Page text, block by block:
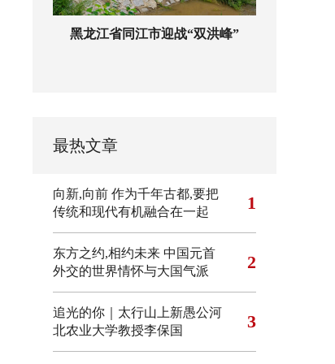
黑龙江省同江市迎战“双洪峰”
最热文章
向新,向前 作为千年古都,要把
传统和现代有机融合在一起
1
东方之约,相约未来 中国元首
外交的世界情怀与大国气派
2
追光的你｜太行山上新愚公河
北农业大学教授李保国
3